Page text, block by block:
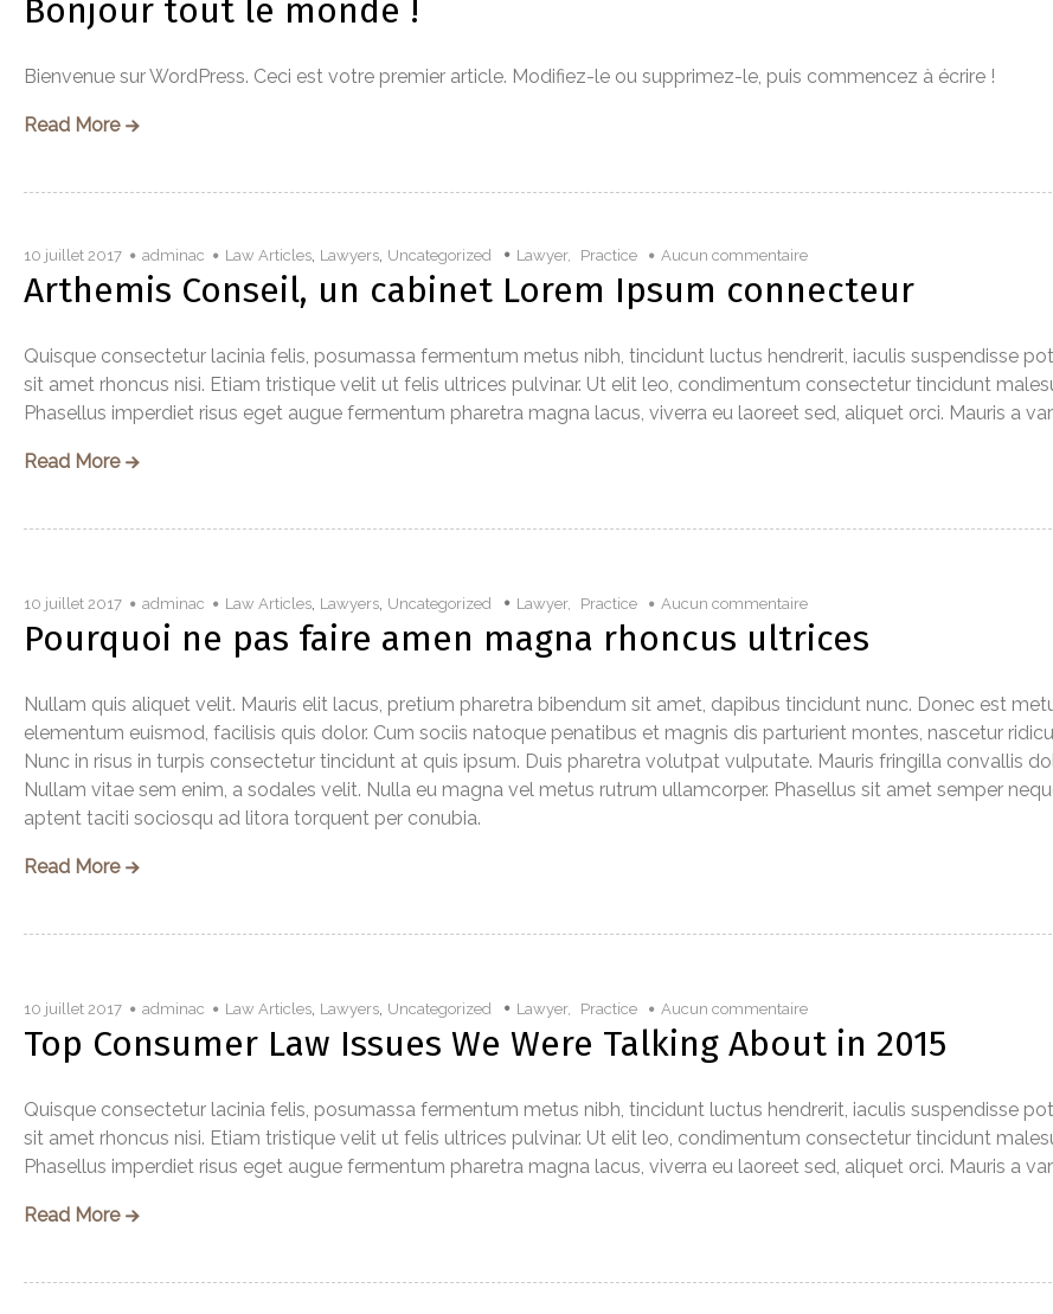
Bonjour tout le monde !
Bienvenue sur WordPress. Ceci est votre premier article. Modifiez-le ou supprimez-le, puis commencez à écrire !
Read More
10 juillet 2017 adminac Law Articles Lawyers Uncategorized Lawyer, Practice Aucun commentaire
Arthemis Conseil, un cabinet Lorem Ipsum connecteur
Quisque consectetur lacinia felis, posumassa fermentum metus nibh, tincidunt luctus hendrerit, iaculis suspendisse
sit amet rhoncus nisi. Etiam tristique velit ut felis ultrices pulvinar. Ut elit leo, condimentum consectetur tincidunt
Phasellus imperdiet risus eget augue fermentum pharetra magna lacus, viverra eu laoreet sed, aliquet orci. Mauris a
Read More
10 juillet 2017 adminac Law Articles Lawyers Uncategorized Lawyer, Practice Aucun commentaire
Pourquoi ne pas faire amen magna rhoncus ultrices
Nullam quis aliquet velit. Mauris elit lacus, pretium pharetra bibendum sit amet, dapibus tincidunt nunc. Donec est
elementum euismod, facilisis quis dolor. Cum sociis natoque penatibus et magnis dis parturient montes, nascetur
Nunc in risus in turpis consectetur tincidunt at quis ipsum. Duis pharetra volutpat vulputate. Mauris fringilla convallis
Nullam vitae sem enim, a sodales velit. Nulla eu magna vel metus rutrum ullamcorper. Phasellus sit amet semper
aptent taciti sociosqu ad litora torquent per conubia.
Read More
10 juillet 2017 adminac Law Articles Lawyers Uncategorized Lawyer, Practice Aucun commentaire
Top Consumer Law Issues We Were Talking About in 2015
Quisque consectetur lacinia felis, posumassa fermentum metus nibh, tincidunt luctus hendrerit, iaculis suspendisse
sit amet rhoncus nisi. Etiam tristique velit ut felis ultrices pulvinar. Ut elit leo, condimentum consectetur tincidunt
Phasellus imperdiet risus eget augue fermentum pharetra magna lacus, viverra eu laoreet sed, aliquet orci. Mauris a
Read More